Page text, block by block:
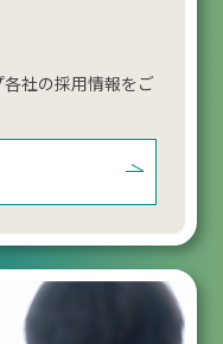
社の採用情報をご